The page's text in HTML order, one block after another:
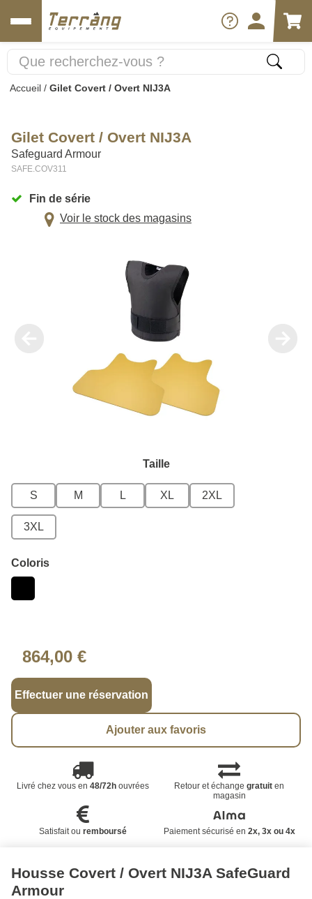
Accueil / Gilet Covert / Overt NIJ3A
Gilet Covert / Overt NIJ3A
Safeguard Armour
SAFE.COV311
Fin de série
Voir le stock des magasins
Taille
S M L XL 2XL
3XL
Coloris
864,00 €
Effectuer une réservation
Ajouter aux favoris
Livré chez vous en 48/72houvrées Retour et échangegratuit en
magasin
Satisfait ou remboursé Paiement sécurisé en 2x, 3x ou 4x
Housse Covert / Overt NIJ3A SafeGuard
Armour